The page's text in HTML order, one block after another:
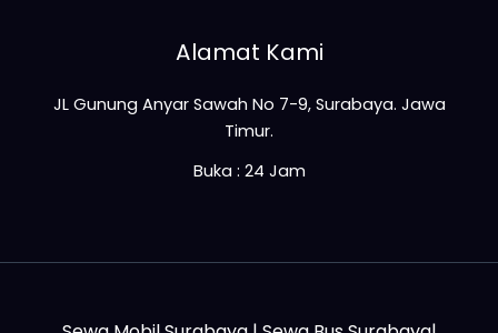
Alamat Kami
JL Gunung Anyar Sawah No 7-9, Surabaya. Jawa
Timur.
Buka : 24 Jam